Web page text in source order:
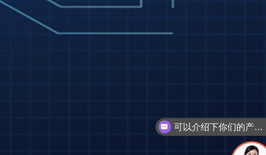
可以介绍下你们的产品么